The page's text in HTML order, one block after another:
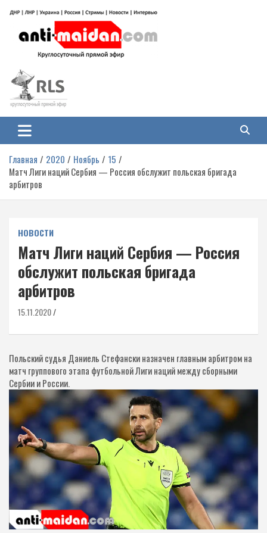
содержимому
Антимайдан: Гражданская война
на Украине
гражданской войне на Украине, включая события в Новороссии, ДНР,
ЛНР и других регионах.
Главная 2020 Ноябрь
15
Матч Лиги наций Сербия — Россия обслужит польская бригада
арбитров
НОВОСТИ
Матч Лиги наций Сербия — Россия
обслужит польская бригада
арбитров
15.11.2020
Польский судья Даниель Стефански назначен главным арбитром на
матч группового этапа футбольной Лиги наций между сборными
Сербии и России.